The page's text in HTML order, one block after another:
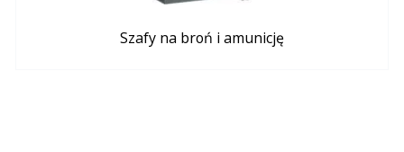
Szafy na broń i amunicję